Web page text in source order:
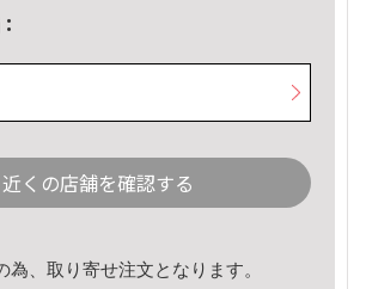
近くの店舗を確認する
為、取り寄せ注文となります。